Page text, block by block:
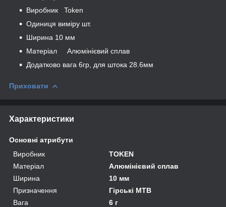
Виробник Token
Одиниця виміру шт.
Ширина 10 мм
Матеріал Алюмінієвий сплав
Додатково вага 6гр, для штока 28.6мм
Приховати
Характеристики
Основні атрибути
Виробник
TOKEN
Матеріал
Алюмінієвий сплав
Ширина
10 мм
Призначення
Гірські MTB
Вага
6 г